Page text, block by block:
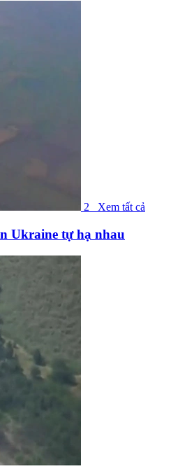
2 Xem tất cả
Ukraine tự hạ nhau